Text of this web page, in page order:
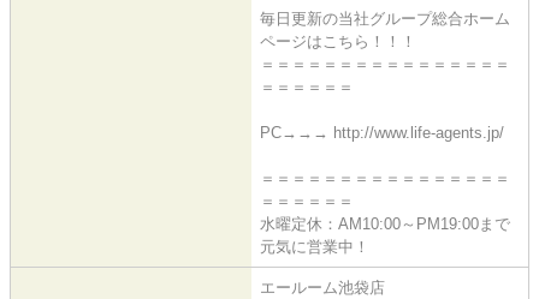
毎日更新の当社グループ総合ホーム
ページはこちら！！！
＝＝＝＝＝＝＝＝＝＝＝＝＝＝＝＝
＝＝＝＝＝＝
PC→→→ http://www.life-agents.jp/
＝＝＝＝＝＝＝＝＝＝＝＝＝＝＝＝
＝＝＝＝＝＝
水曜定休：AM10:00～PM19:00まで
元気に営業中！
エールーム池袋店